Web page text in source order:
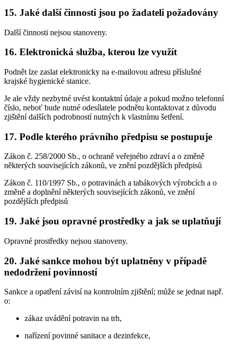
15. Jaké další činnosti jsou po žadateli požadovány
Další činnosti nejsou stanoveny.
16. Elektronická služba, kterou lze využít
Podnět lze zaslat elektronicky na e-mailovou adresu příslušné
krajské hygienické stanice.
Je ale vždy nezbytné uvést kontaktní údaje a pokud možno telefonní
číslo, neboť bude nutné odesílatele podnětu kontaktovat z důvodu
zjištění dalších podrobností nutných k vlastnímu šetření.
17. Podle kterého právního předpisu se postupuje
Zákon č. 258/2000 Sb., o ochraně veřejného zdraví a o změně
některých souvisejících zákonů, ve znění pozdějších předpisů
Zákon č. 110/1997 Sb., o potravinách a tabákových výrobcích a o
změně a doplnění některých souvisejících zákonů, ve znění
pozdějších předpisů
19. Jaké jsou opravné prostředky a jak se uplatňují
Opravné prostředky nejsou stanoveny.
20. Jaké sankce mohou být uplatněny v případě
nedodržení povinností
Sankce a opatření závisí na kontrolním zjištění; může se jednat např.
o:
zákaz uvádění potravin na trh,
nařízení povinné sanitace a dezinfekce,